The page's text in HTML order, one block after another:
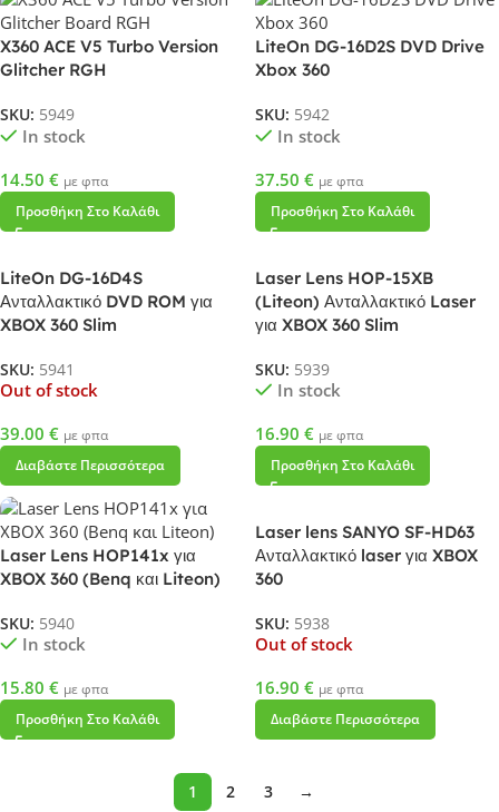
X360 ACE V5 Turbo Version
Glitcher RGH
SKU: 5949
In stock
14.50 € με φπα
Προσθήκη Στο Καλάθι
LiteOn DG-16D2S DVD Drive
Xbox 360
SKU: 5942
In stock
37.50 € με φπα
Προσθήκη Στο Καλάθι
LiteOn DG-16D4S
Ανταλλακτικό DVD ROM για
XBOX 360 Slim
SKU: 5941
Out of stock
39.00 € με φπα
Διαβάστε Περισσότερα
Laser Lens HOP-15XB
(Liteon) Ανταλλακτικό Laser
για XBOX 360 Slim
SKU: 5939
In stock
16.90 € με φπα
Προσθήκη Στο Καλάθι
Laser Lens HOP141x για
XBOX 360 (Benq και Liteon)
SKU: 5940
In stock
15.80 € με φπα
Προσθήκη Στο Καλάθι
Laser lens SANYO SF-HD63
Ανταλλακτικό laser για XBOX
360
SKU: 5938
Out of stock
16.90 € με φπα
Διαβάστε Περισσότερα
1 2 3 →